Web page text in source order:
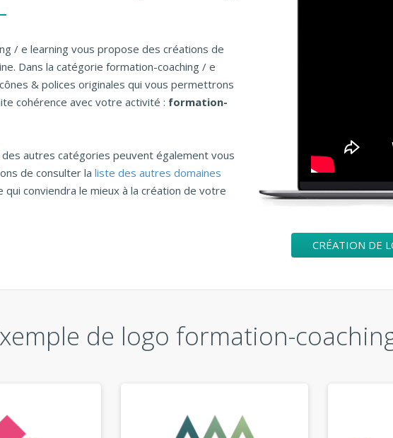
/ e learning vous propose des créations de
Dans la catégorie formation-coaching / e
& polices originales qui vous permettrons
cohérence avec votre activité : formation-
autres catégories peuvent également vous
de consulter la liste des autres domaines
qui conviendra le mieux à la création de votre
CRÉATION DE
de logo formation-